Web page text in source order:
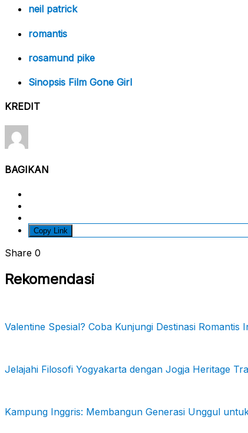
neil patrick
romantis
rosamund pike
Sinopsis Film Gone Girl
KREDIT
BAGIKAN
Copy Link
Share 0
Rekomendasi
Valentine Spesial? Coba Kunjungi Destinasi Romantis
Jelajahi Filosofi Yogyakarta dengan Jogja Heritage
Kampung Inggris: Membangun Generasi Unggul